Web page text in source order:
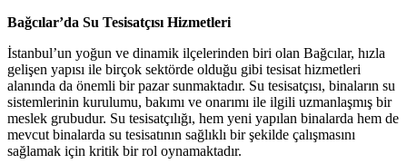
Bağcılar’da Su Tesisatçısı Hizmetleri
İstanbul’un yoğun ve dinamik ilçelerinden biri olan Bağcılar, hızla
gelişen yapısı ile birçok sektörde olduğu gibi tesisat hizmetleri
alanında da önemli bir pazar sunmaktadır. Su tesisatçısı, binaların su
sistemlerinin kurulumu, bakımı ve onarımı ile ilgili uzmanlaşmış bir
meslek grubudur. Su tesisatçılığı, hem yeni yapılan binalarda hem de
mevcut binalarda su tesisatının sağlıklı bir şekilde çalışmasını
sağlamak için kritik bir rol oynamaktadır.